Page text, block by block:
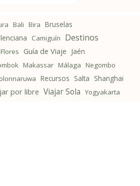
Bali Bira Bruselas
Camiguín Destinos
Flores Guía de Viaje Jaén
Makassar Málaga Negombo
Recursos Salta Shanghai
por libre Viajar Sola Yogyakarta